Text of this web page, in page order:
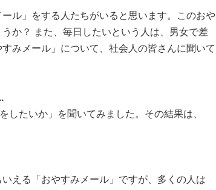
ル」をする人たちがいると思います。このおや
か？ また、毎日したいという人は、男女で差
みメール」について、社会人の皆さんに聞いて
したいか」を聞いてみました。その結果は、
える「おやすみメール」ですが、多くの人は